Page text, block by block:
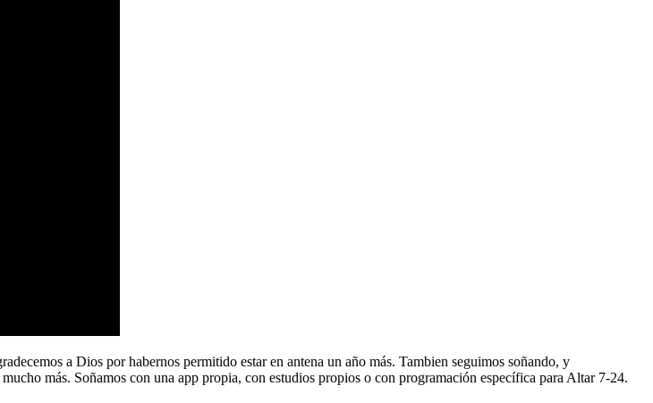
a Dios por habernos permitido estar en antena un año más. Tambien seguimos soñando, y
más. Soñamos con una app propia, con estudios propios o con programación específica para Altar 7-24.